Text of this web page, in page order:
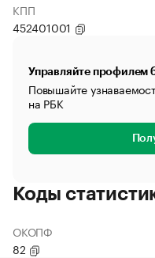
КПП
452401001
Управляйте профилем
Повышайте
на РБК
Коды
ОКОПФ
82